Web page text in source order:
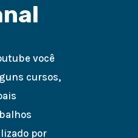
você
cursos,
por